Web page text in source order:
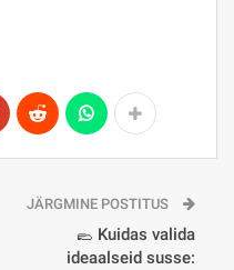
JÄRGMINE POSTITUS
🥿 Kuidas valida
ideaalseid susse: